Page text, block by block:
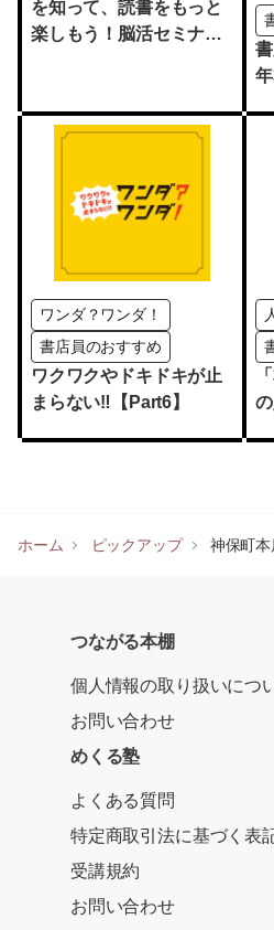
を知って、読書をもっと
楽しもう！脳活セミナー
ワンダ？ワンダ！
書店員のおすすめ
ワクワクやドキドキが止
まらない‼【Part6】
ホーム ピックアップ 神保町
つながる本棚
個人情報の取り扱いにつ
お問い合わせ
めくる塾
よくある質問
特定商取引法に基づく表
受講規約
お問い合わせ